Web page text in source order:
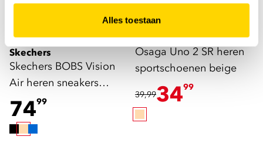
Alles toestaan
5,0
Skechers
Skechers BOBS Vision
Air heren sneakers
beige
7499
Osaga
Osaga Uno 2 SR heren
sportschoenen beige
39,993499